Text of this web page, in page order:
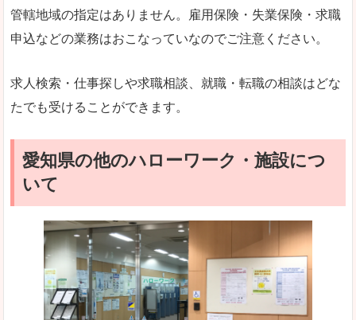
管轄地域の指定はありません。雇用保険・失業保険・求職
申込などの業務はおこなっていなのでご注意ください。
求人検索・仕事探しや求職相談、就職・転職の相談はどな
たでも受けることができます。
愛知県の他のハローワーク・施設につ
いて